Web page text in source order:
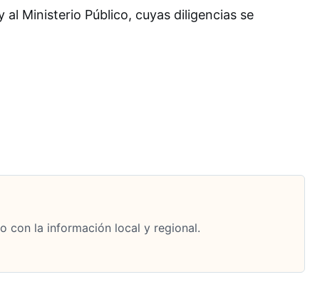
Ministerio Público, cuyas diligencias se
con la información local y regional.